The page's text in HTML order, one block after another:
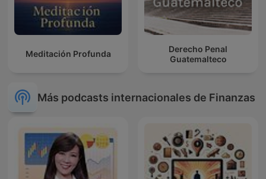
Meditación Profunda
Derecho Penal
Guatemalteco
Más podcasts internacionales de Finanzas